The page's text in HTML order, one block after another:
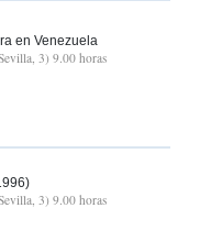
en Venezuela
3) 9.00 horas
3) 9.00 horas